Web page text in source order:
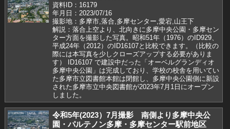
資料ID：16179
年月日：2023/07/16
撮影地：多摩市,落合,多摩センター,愛宕,山王下
解説：落合上空より、北向きに多摩中央公園・多摩セン
ター方面を撮影した写真。昭和51年（1976）のID929、
平成24年（2012）のID16107と比較できます。（比較の
際には本写真を少しクローズアップする必要がありま
す） ID16107 で建設中だった「オーベルグランディオ
多摩中央公園」は完成しており、学校の校舎を用いてい
た多摩市立図書館本館は閉館し、多摩中央公園側に新設
された多摩市立中央図書館が2023年7月1日にオープン
しました。
令和5年(2023）7月撮影 南側より多摩中央公
園・パルテノン多摩・多摩センター駅前地区